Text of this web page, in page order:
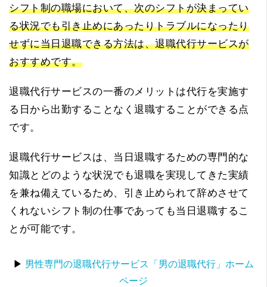
シフト制の職場において、次のシフトが決まってい
る状況でも引き止めにあったりトラブルになったり
せずに当日退職できる方法は、退職代行サービスが
おすすめです。
退職代行サービスの一番のメリットは代行を実施す
る日から出勤することなく退職することができる点
です。
退職代行サービスは、当日退職するための専門的な
知識とどのような状況でも退職を実現してきた実績
を兼ね備えているため、引き止められて辞めさせて
くれないシフト制の仕事であっても当日退職するこ
とが可能です。
▶ 男性専門の退職代行サービス「男の退職代行」ホーム
ページ